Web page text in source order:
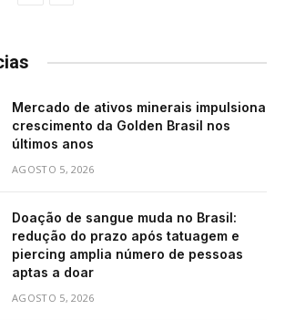
Mercado de ativos minerais impulsiona
crescimento da Golden Brasil nos
últimos anos
AGOSTO 5, 2026
Doação de sangue muda no Brasil:
redução do prazo após tatuagem e
piercing amplia número de pessoas
aptas a doar
AGOSTO 5, 2026